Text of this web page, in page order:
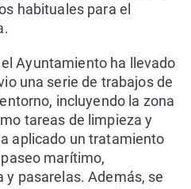
habituales para el
Ayuntamiento ha llevado
una serie de trabajos de
incluyendo la zona
tareas de limpieza y
aplicado un tratamiento
marítimo,
pasarelas. Además, se